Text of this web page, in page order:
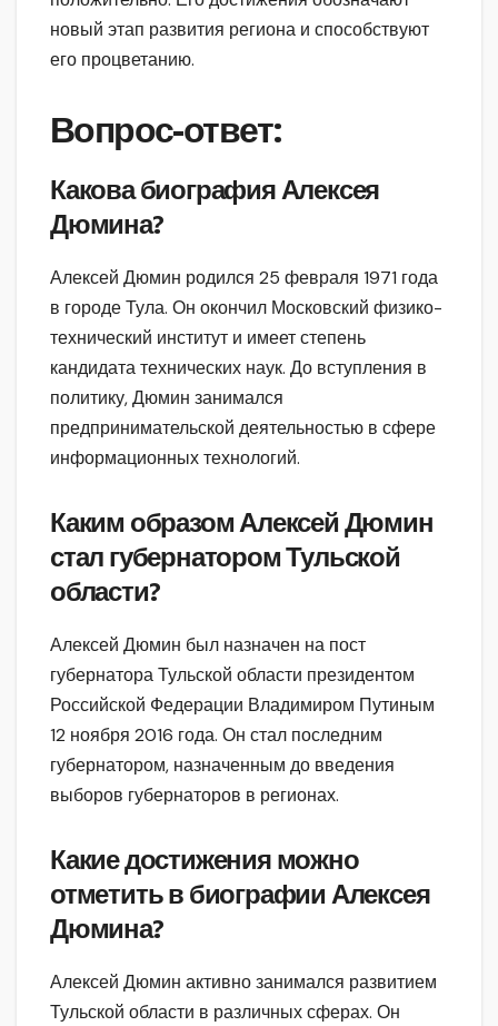
новый этап развития региона и способствуют
его процветанию.
Вопрос-ответ:
Какова биография Алексея
Дюмина?
Алексей Дюмин родился 25 февраля 1971 года
в городе Тула. Он окончил Московский физико-
технический институт и имеет степень
кандидата технических наук. До вступления в
политику, Дюмин занимался
предпринимательской деятельностью в сфере
информационных технологий.
Каким образом Алексей Дюмин
стал губернатором Тульской
области?
Алексей Дюмин был назначен на пост
губернатора Тульской области президентом
Российской Федерации Владимиром Путиным
12 ноября 2016 года. Он стал последним
губернатором, назначенным до введения
выборов губернаторов в регионах.
Какие достижения можно
отметить в биографии Алексея
Дюмина?
Алексей Дюмин активно занимался развитием
Тульской области в различных сферах. Он